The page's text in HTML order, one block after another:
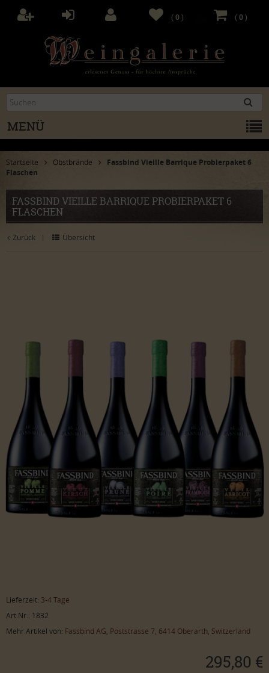
(0 )
(0 )
MENÜ
Startseite Obstbrände
Fassbind Vieille Barrique Probierpaket 6
Flaschen
FASSBIND VIEILLE BARRIQUE PROBIERPAKET 6
FLASCHEN
Zurück | Übersicht
Lieferzeit: 3-4 Tage
Art.Nr.: 1832
Mehr Artikel von: Fassbind AG, Poststrasse 7, 6414 Oberarth, Switzerland
295,80 €